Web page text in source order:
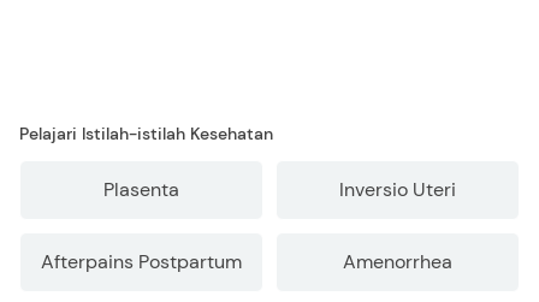
Pelajari Istilah-istilah Kesehatan
Plasenta Inversio Uteri
Afterpains Postpartum Amenorrhea